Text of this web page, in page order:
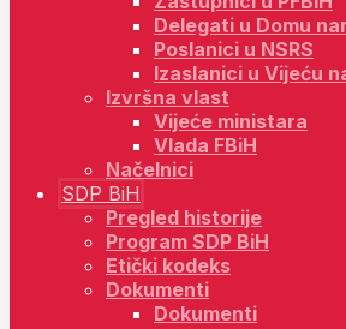
Delegati u Domu
Poslanici u NSRS
Izaslanici u Vijeću
Izvršna vlast
Vijeće ministara
Vlada FBiH
Načelnici
SDP BiH
Pregled historije
Program SDP BiH
Etički kodeks
Dokumenti
Dokumenti